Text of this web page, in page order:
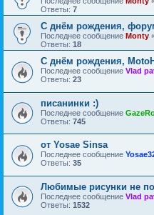
Ответы: 7
С днём рождения,
Последнее сообщение Monty
Ответы: 18
С днём рождения,
Последнее сообщение Vlad
Ответы: 23
писанинки :)
Последнее сообщение
Ответы: 745
oт Yosae Sinsa
Последнее сообщение
Ответы: 35
Любимые рисунки не
Последнее сообщение Vlad
Ответы: 1532